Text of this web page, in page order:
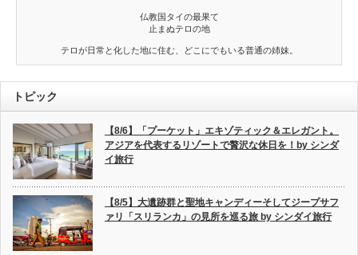
仏教国タイの最果て
止まぬテロの地
テロが日常と化した地に住む、どこにでもいる普通の姉妹。
トピック
【8/6】「プーケット」エキゾティック＆エレガント。
アジアを代表するリゾートで贅沢な休日を！by シンダ
イ旅行
【8/5】大遺跡群と聖地キャンディーそしてジープサフ
ァリ「スリランカ」の見所を巡る旅 by シンダイ旅行